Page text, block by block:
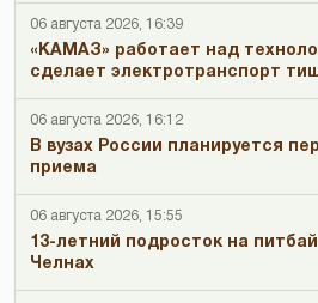
06 августа 2026, 16:39
«КАМАЗ» работает над
сделает электротранспорт
06 августа 2026, 16:12
В вузах России планируется
приема
06 августа 2026, 15:55
13-летний подросток на
Челнах